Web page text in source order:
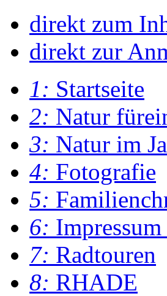
direkt zum
direkt zur
1: Startseite
2: Natur
3: Natur im
4: Fotografie
5:
6:
7: Radtouren
8: RHADE